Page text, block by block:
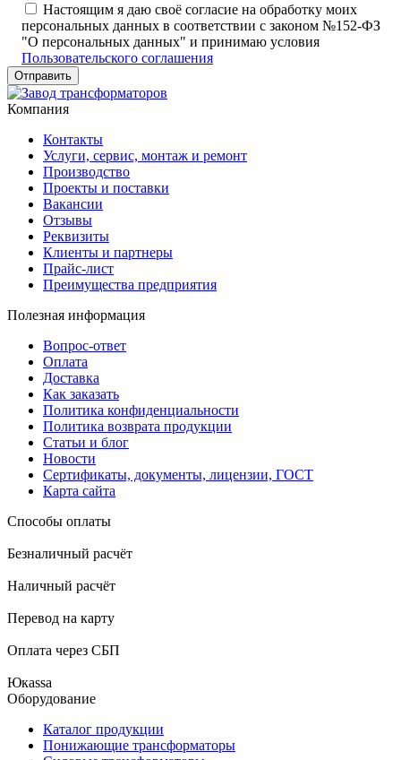
Настоящим я даю своё согласие на обработку моих
персональных данных в соответствии с законом №152-ФЗ
"О персональных данных" и принимаю условия
Пользовательского соглашения
Компания
Контакты
Услуги, сервис, монтаж и ремонт
Производство
Проекты и поставки
Вакансии
Отзывы
Реквизиты
Клиенты и партнеры
Прайс-лист
Преимущества предприятия
Полезная информация
Вопрос-ответ
Оплата
Доставка
Как заказать
Политика конфиденциальности
Политика возврата продукции
Статьи и блог
Новости
Сертификаты, документы, лицензии, ГОСТ
Карта сайта
Способы оплаты
Безналичный расчёт
Наличный расчёт
Перевод на карту
Оплата через СБП
Юкаssа
Оборудование
Каталог продукции
Понижающие трансформаторы